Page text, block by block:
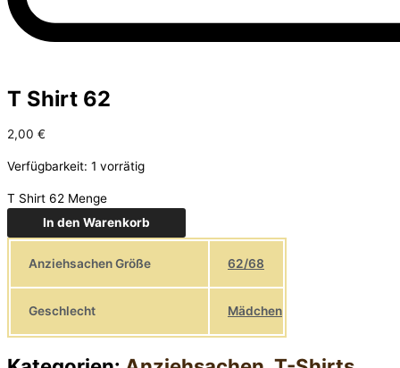
T Shirt 62
2,00 €
Verfügbarkeit: 1 vorrätig
T Shirt 62 Menge
In den Warenkorb
Anziehsachen Größe 62/68
Geschlecht Mädchen